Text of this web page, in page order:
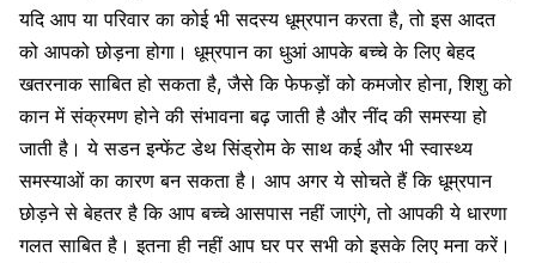
यदि आप या परिवार का कोई भी सदस्य धूम्रपान करता है, तो इस आदत
को आपको छोड़ना होगा। धूम्रपान का धुआं आपके बच्चे के लिए बेहद
खतरनाक साबित हो सकता है, जैसे कि फेफड़ों को कमजोर होना, शिशु को
कान में संक्रमण होने की संभावना बढ़ जाती है और नींद की समस्या हो
जाती है। ये सडन इन्फेंट डेथ सिंड्रोम के साथ कई और भी स्वास्थ्य
समस्याओं का कारण बन सकता है। आप अगर ये सोचते हैं कि धूम्रपान
छोड़ने से बेहतर है कि आप बच्चे आसपास नहीं जाएंगे, तो आपकी ये धारणा
गलत साबित है। इतना ही नहीं आप घर पर सभी को इसके लिए मना करें।